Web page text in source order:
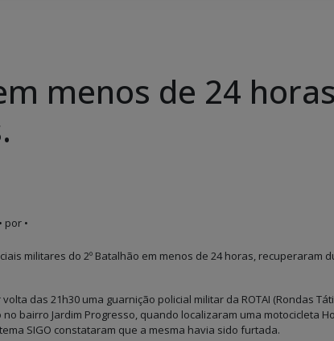
menos de 24
• por •
militares do 2º Batalhão em menos de 24 horas, recuperaram
das 21h30 uma guarnição policial militar da ROTAI (Rondas
bairro Jardim Progresso, quando localizaram uma motocicleta
SIGO constataram que a mesma havia sido furtada.